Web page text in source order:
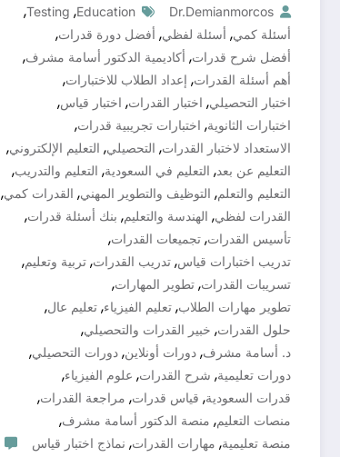
Dr.demianmorcos
Education
,
Testing
,
أسئلة كمي, أسئلة لفظي, أفضل دورة قدرات,
أفضل شرح قدرات, أكاديمية الدكتور أسامة مشرف,
أهم أسئلة القدرات, إعداد الطلاب للاختبارات,
اختبار التحصيلي, اختبار القدرات, اختبار قياس,
اختبارات الثانوية, اختبارات تجريبية قدرات,
الاستعداد لاختبار القدرات, التحصيلي, التعليم الإلكتروني,
التعليم عن بعد, التعليم في السعودية, التعليم والتدريب,
التعليم والتعلم, التوظيف والتطوير المهني, القدرات كمي,
القدرات لفظي, الهندسة والتعليم, بنك أسئلة قدرات,
تأسيس القدرات, تجميعات القدرات,
تدريب اختبارات قياس, تدريب القدرات, تربية وتعليم,
تسريبات القدرات, تطوير المهارات,
تطوير مهارات الطلاب, تعليم الفيزياء, تعليم عال,
حلول القدرات, خبير القدرات والتحصيلي,
د. أسامة مشرف, دورات أونلاين, دورات التحصيلي,
دورات تعليمية, شرح القدرات, علوم الفيزياء,
قدرات السعودية, قياس قدرات, مراجعة القدرات,
منصات التعليم, منصة الدكتور أسامة مشرف,
منصة تعليمية, مهارات القدرات, نماذج اختبار قياس